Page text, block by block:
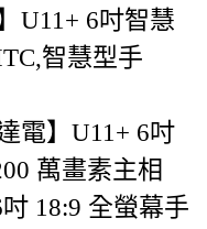
U11+ 6吋智慧
智慧型手
電】U11+ 6吋
萬畫素主相
18:9 全螢幕手